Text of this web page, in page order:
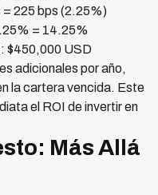
225 bps (2.25%)
= 14.25%
$450,000 USD
adicionales por año,
la cartera vencida. Este
el ROI de invertir en
Más Allá